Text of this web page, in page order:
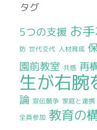
タグ
5つの支援 お
防 世代交代 人材育成
園前教室 共感 再
生が右腕
論 宣伝競争 家庭と連携
全員参加 教育の